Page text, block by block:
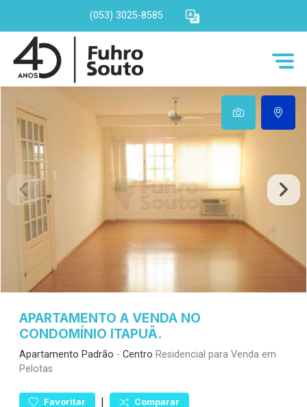
(053) 3025-8585
APARTAMENTO A VENDA NO
CONDOMÍNIO ITAPUÃ.
Apartamento Padrão - Centro Residencial para Venda em
Pelotas
Favoritar | Comparar